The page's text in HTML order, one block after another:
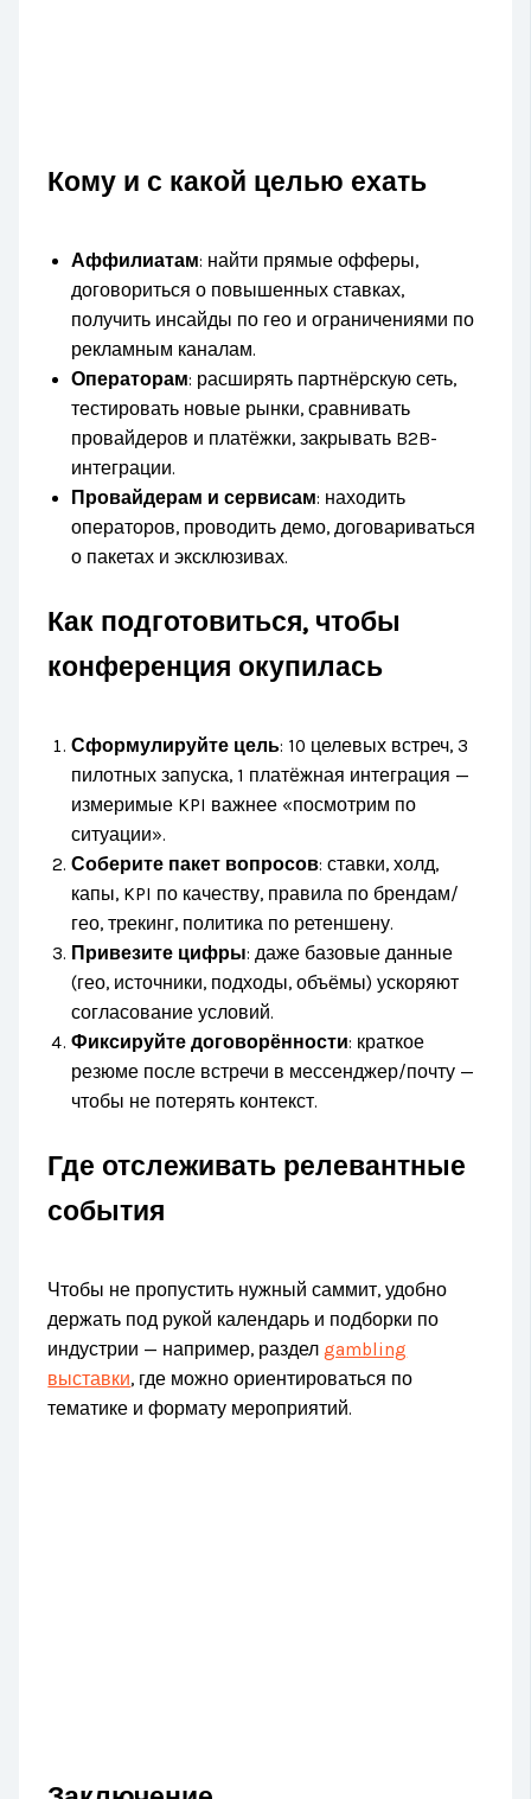
Кому и с какой целью ехать
Аффилиатам: найти прямые офферы,
договориться о повышенных ставках,
получить инсайды по гео и ограничениями по
рекламным каналам.
Операторам: расширять партнёрскую сеть,
тестировать новые рынки, сравнивать
провайдеров и платёжки, закрывать B2B-
интеграции.
Провайдерам и сервисам: находить
операторов, проводить демо, договариваться
о пакетах и эксклюзивах.
Как подготовиться, чтобы
конференция окупилась
Сформулируйте цель: 10 целевых встреч, 3
пилотных запуска, 1 платёжная интеграция —
измеримые KPI важнее «посмотрим по
ситуации».
Соберите пакет вопросов: ставки, холд,
капы, KPI по качеству, правила по брендам/
гео, трекинг, политика по ретеншену.
Привезите цифры: даже базовые данные
(гео, источники, подходы, объёмы) ускоряют
согласование условий.
Фиксируйте договорённости: краткое
резюме после встречи в мессенджер/почту —
чтобы не потерять контекст.
Где отслеживать релевантные
события
Чтобы не пропустить нужный саммит, удобно
держать под рукой календарь и подборки по
индустрии — например, разделgambling
выставки, где можно ориентироваться по
тематике и формату мероприятий.